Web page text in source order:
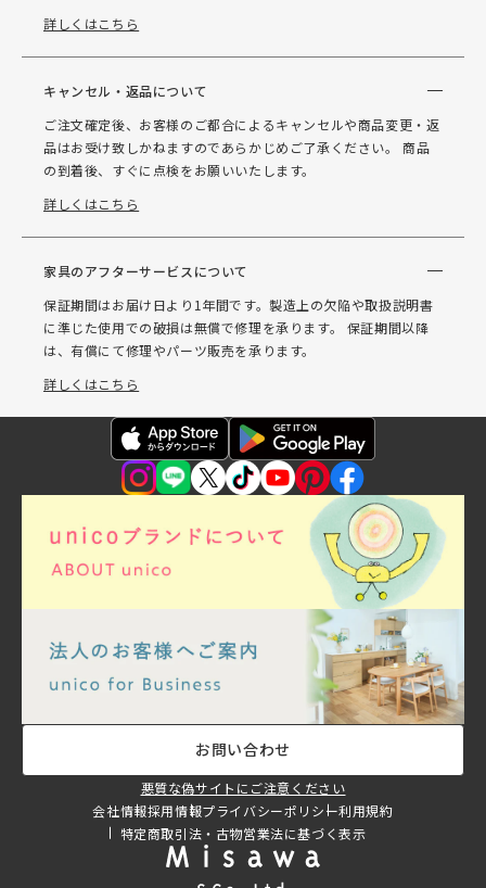
詳しくはこちら
キャンセル・返品について
ご注文確定後、お客様のご都合によるキャンセルや商品変更・返
品はお受け致しかねますのであらかじめご了承ください。 商品
の到着後、すぐに点検をお願いいたします。
詳しくはこちら
家具のアフターサービスについて
保証期間はお届け日より1年間です。製造上の欠陥や取扱説明書
に準じた使用での破損は無償で修理を承ります。 保証期間以降
は、有償にて修理やパーツ販売を承ります。
詳しくはこちら
お問い合わせ
悪質な偽サイトにご注意ください
会社情報採用情報プライバシーポリシー利用規約
特定商取引法・古物営業法に基づく表示